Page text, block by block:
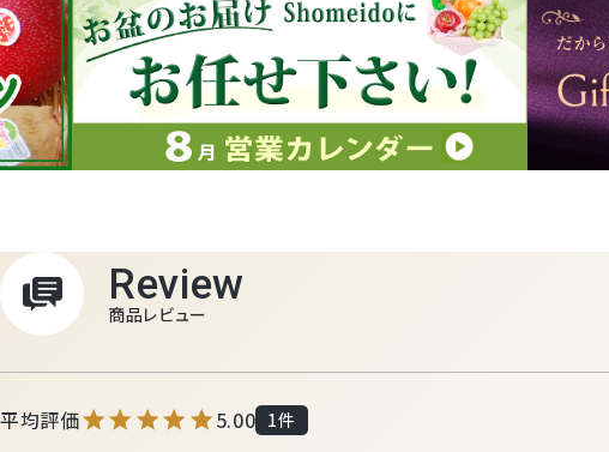
Review
商品レビュー
5.00 1